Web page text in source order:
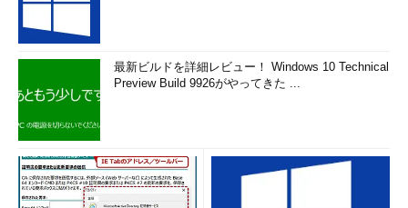
最新ビルドを詳細レビュー！ Windows 10 Technical
Preview Build 9926がやってきた ...